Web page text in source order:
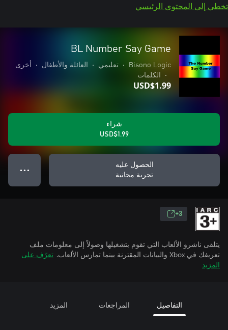
تخطي إلى المحتوى الرئيسي
BL Number Say Game
Bisono Logic
• تعليمي • العائلة والأطفال •
أخرى
•
الكلمات
USD$1.99
شراء
USD$1.99
الحصول عليه
تجربة مجانية
● ● ●
3+
يتلقى ناشرو الألعاب التي تقوم بتشغيلها وصولاً إلى معلومات ملف
تعريفك في Xbox والبيانات المقترنة بينما تمارس الألعاب.
تعرّف على
المزيد
التفاصيل المراجعات المزيد